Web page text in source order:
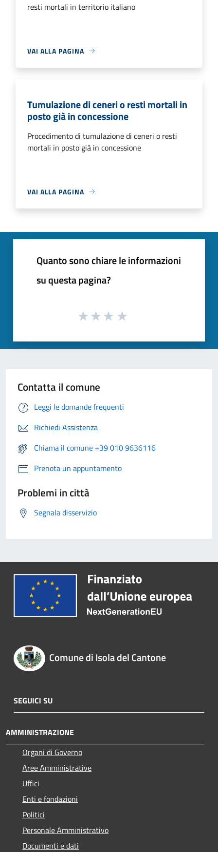
resti mortali in territorio italiano
VAI ALLA PAGINA
Tumulazione di ceneri o resti mortali in
posto già in concessione
Procedimento di tumulazione di ceneri o resti
mortali in posto già in concessione
VAI ALLA PAGINA
Quanto sono chiare le informazioni
su questa pagina?
Contatta il comune
Leggi le domande frequenti
Richiedi Assistenza
Chiama il comune +39 010 9636116
Prenota un appuntamento
Problemi in città
Segnala disservizio
Comune di Isola del Cantone
SEGUICI SU
AMMINISTRAZIONE
Organi di Governo
Aree Amministrative
Uffici
Enti e fondazioni
Politici
Personale Amministrativo
Documenti e dati